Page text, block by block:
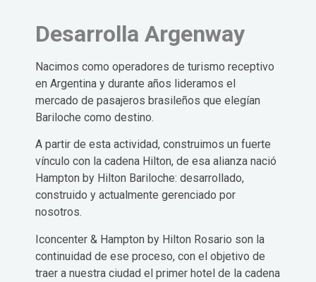
Desarrolla Argenway
Nacimos como operadores de turismo receptivo
en Argentina y durante años lideramos el
mercado de pasajeros brasileños que elegían
Bariloche como destino.
A partir de esta actividad, construimos un fuerte
vínculo con la cadena Hilton, de esa alianza nació
Hampton by Hilton Bariloche: desarrollado,
construido y actualmente gerenciado por
nosotros.
Iconcenter & Hampton by Hilton Rosario son la
continuidad de ese proceso, con el objetivo de
traer a nuestra ciudad el primer hotel de la cadena